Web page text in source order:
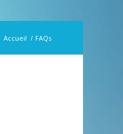
Accueil / FAQs